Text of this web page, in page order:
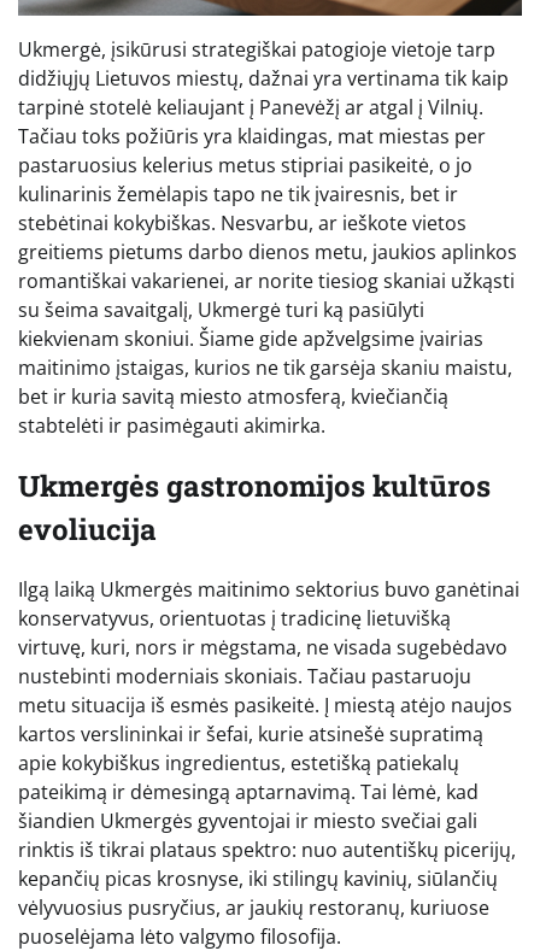
Ukmergė, įsikūrusi strategiškai patogioje vietoje tarp
didžiųjų Lietuvos miestų, dažnai yra vertinama tik kaip
tarpinė stotelė keliaujant į Panevėžį ar atgal į Vilnių.
Tačiau toks požiūris yra klaidingas, mat miestas per
pastaruosius kelerius metus stipriai pasikeitė, o jo
kulinarinis žemėlapis tapo ne tik įvairesnis, bet ir
stebėtinai kokybiškas. Nesvarbu, ar ieškote vietos
greitiems pietums darbo dienos metu, jaukios aplinkos
romantiškai vakarienei, ar norite tiesiog skaniai užkąsti
su šeima savaitgalį, Ukmergė turi ką pasiūlyti
kiekvienam skoniui. Šiame gide apžvelgsime įvairias
maitinimo įstaigas, kurios ne tik garsėja skaniu maistu,
bet ir kuria savitą miesto atmosferą, kviečiančią
stabtelėti ir pasimėgauti akimirka.
Ukmergės gastronomijos kultūros
evoliucija
Ilgą laiką Ukmergės maitinimo sektorius buvo ganėtinai
konservatyvus, orientuotas į tradicinę lietuvišką
virtuvę, kuri, nors ir mėgstama, ne visada sugebėdavo
nustebinti moderniais skoniais. Tačiau pastaruoju
metu situacija iš esmės pasikeitė. Į miestą atėjo naujos
kartos verslininkai ir šefai, kurie atsinešė supratimą
apie kokybiškus ingredientus, estetišką patiekalų
pateikimą ir dėmesingą aptarnavimą. Tai lėmė, kad
šiandien Ukmergės gyventojai ir miesto svečiai gali
rinktis iš tikrai plataus spektro: nuo autentiškų picerijų,
kepančių picas krosnyse, iki stilingų kavinių, siūlančių
vėlyvuosius pusryčius, ar jaukių restoranų, kuriuose
puoselėjama lėto valgymo filosofija.